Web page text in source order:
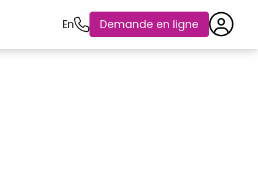
En Demande en ligne